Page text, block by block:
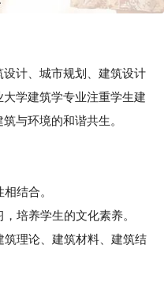
计、城市规划、建筑设计
学建筑学专业注重学生建
与环境的和谐共生。
结合。
培养学生的文化素养。
理论、建筑材料、建筑结